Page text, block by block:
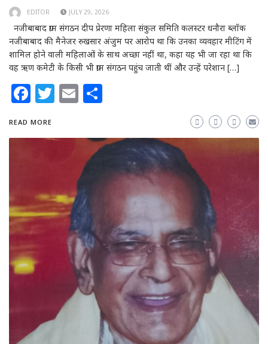
EDITOR JULY 29, 2026
नजीबाबाद ग्राम संगठन दीप प्रेरणा महिला संकुल समिति कलस्टर धनौरा ब्लॉक
नजीबाबाद की मैनेजर रुखसार अंजुम पर आरोप था कि उनका व्यवहार मीटिंग में
शामिल होने वाली महिलाओं के साथ अच्छा नहीं था, कहा यह भी जा रहा था कि
वह ऋण कमेटी के किसी भी ग्राम संगठन पहुंच जाती थीं और उन्हें परेशान […]
Facebook
Twitter
Email
READ MORE